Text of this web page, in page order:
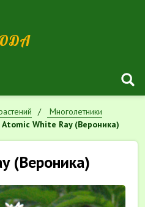
Многолетники
Atomic White Ray (Вероника)
(Вероника)